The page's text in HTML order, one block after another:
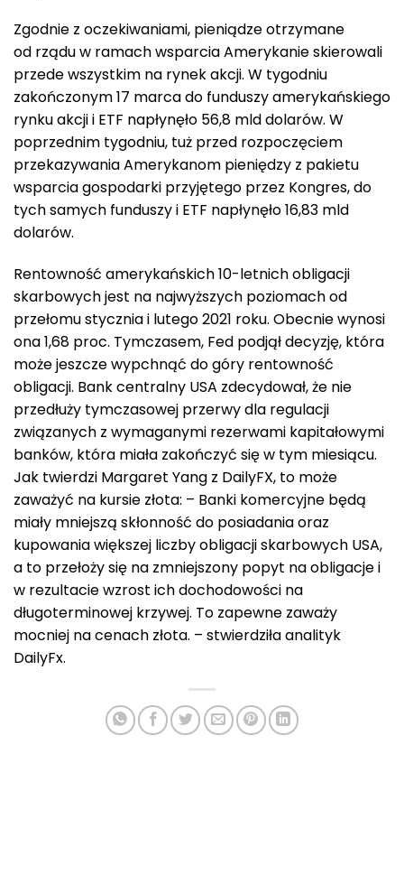
Zgodnie z oczekiwaniami, pieniądze otrzymane
od rządu w ramach wsparcia Amerykanie skierowali
przede wszystkim na rynek akcji. W tygodniu
zakończonym 17 marca do funduszy amerykańskiego
rynku akcji i ETF napłynęło 56,8 mld dolarów. W
poprzednim tygodniu, tuż przed rozpoczęciem
przekazywania Amerykanom pieniędzy z pakietu
wsparcia gospodarki przyjętego przez Kongres, do
tych samych funduszy i ETF napłynęło 16,83 mld
dolarów.
Rentowność amerykańskich 10-letnich obligacji
skarbowych jest na najwyższych poziomach od
przełomu stycznia i lutego 2021 roku. Obecnie wynosi
ona 1,68 proc. Tymczasem, Fed podjął decyzję, która
może jeszcze wypchnąć do góry rentowność
obligacji. Bank centralny USA zdecydował, że nie
przedłuży tymczasowej przerwy dla regulacji
związanych z wymaganymi rezerwami kapitałowymi
banków, która miała zakończyć się w tym miesiącu.
Jak twierdzi Margaret Yang z DailyFX, to może
zaważyć na kursie złota: – Banki komercyjne będą
miały mniejszą skłonność do posiadania oraz
kupowania większej liczby obligacji skarbowych USA,
a to przełoży się na zmniejszony popyt na obligacje i
w rezultacie wzrost ich dochodowości na
długoterminowej krzywej. To zapewne zaważy
mocniej na cenach złota. – stwierdziła analityk
DailyFx.